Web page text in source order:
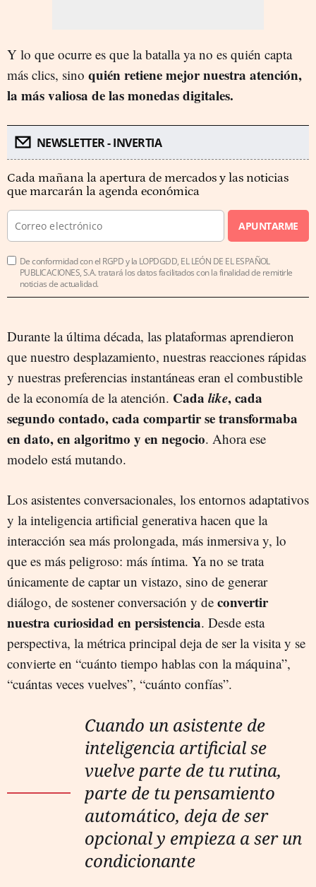
Y lo que ocurre es que la batalla ya no es quién capta
más clics, sino quién retiene mejor nuestra atención,
la más valiosa de las monedas digitales.
NEWSLETTER - INVERTIA
Cada mañana la apertura de mercados y las noticias
que marcarán la agenda económica
APUNTARME
De conformidad con el RGPD y la LOPDGDD, EL LEÓN DE EL ESPAÑOL
PUBLICACIONES, S.A. tratará los datos facilitados con la finalidad de remitirle
noticias de actualidad.
Durante la última década, las plataformas aprendieron
que nuestro desplazamiento, nuestras reacciones rápidas
y nuestras preferencias instantáneas eran el combustible
de la economía de la atención. Cada like, cada
segundo contado, cada compartir se transformaba
en dato, en algoritmo y en negocio. Ahora ese
modelo está mutando.
Los asistentes conversacionales, los entornos adaptativos
y la inteligencia artificial generativa hacen que la
interacción sea más prolongada, más inmersiva y, lo
que es más peligroso: más íntima. Ya no se trata
únicamente de captar un vistazo, sino de generar
diálogo, de sostener conversación y de convertir
nuestra curiosidad en persistencia. Desde esta
perspectiva, la métrica principal deja de ser la visita y se
convierte en “cuánto tiempo hablas con la máquina”,
“cuántas veces vuelves”, “cuánto confías”.
Cuando un asistente de
inteligencia artificial se
vuelve parte de tu rutina,
parte de tu pensamiento
automático, deja de ser
opcional y empieza a ser un
condicionante